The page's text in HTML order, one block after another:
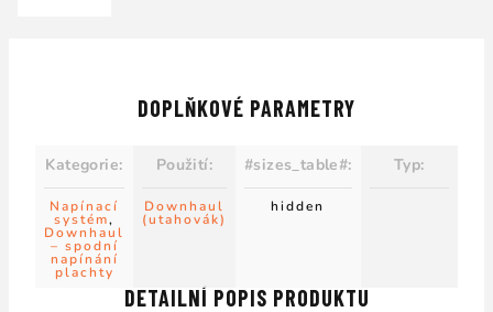
DETAILNÍ POPIS PRODUKTU
DOPLŇKOVÉ PARAMETRY
Kategorie:
Napínací
systém,
Downhaul
– spodní
napínání
plachty
Použití:
Downhaul
(utahovák)
#sizes_table#:
hidden
Typ: